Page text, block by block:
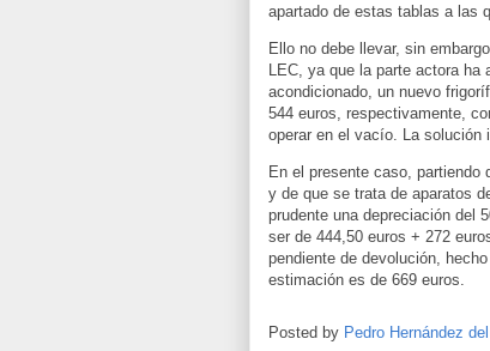
apartado de estas tablas a las
Ello no debe llevar, sin
LEC, ya que la parte actora ha
acondicionado, un nuevo
544 euros, respectivamente,
operar en el vacío. La solución
En el presente caso, partiendo
y de que se trata de aparatos
prudente una depreciación del
ser de 444,50 euros + 272
pendiente de devolución,
estimación es de 669 euros.
Posted by Pedro Hernández